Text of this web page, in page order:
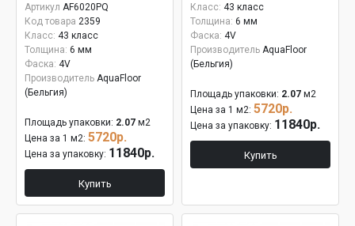
Артикул AF6020PQ
Код товара 2359
Класс: 43 класс
Толщина: 6 мм
Фаска: 4V
Производитель AquaFloor
(Бельгия)
Площадь упаковки: 2.07 м2
Цена за 1 м2: 5720р.
Цена за упаковку: 11840р.
Купить
Класс: 43 класс
Толщина: 6 мм
Фаска: 4V
Производитель AquaFloor
(Бельгия)
Площадь упаковки: 2.07 м2
Цена за 1 м2: 5720р.
Цена за упаковку: 11840р.
Купить